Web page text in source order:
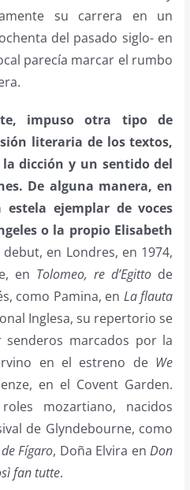
su carrera en un
del pasado siglo- en
parecía marcar el rumbo
impuso otra tipo de
literaria de los textos,
dicción y un sentido del
De alguna manera, en
ejemplar de voces
o la propio Elisabeth
debut, en Londres, en 1974,
en Tolomeo, re d’Egitto de
como Pamina, en La flauta
Inglesa, su repertorio se
marcados por la
en el estreno de We
en el Covent Garden.
mozartiano, nacidos
de Glyndebourne, como
Fígaro, Doña Elvira enDon
fan tutte.